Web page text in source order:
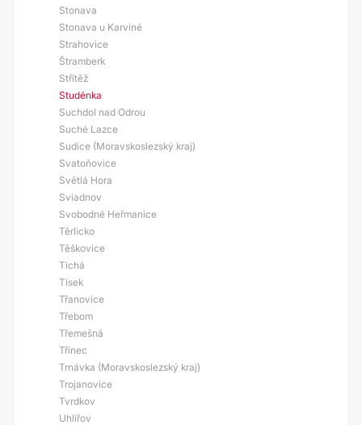
Stonava
Stonava u Karviné
Strahovice
Štramberk
Střítěž
Studénka
Suchdol nad Odrou
Suché Lazce
Sudice (Moravskoslezský kraj)
Svatoňovice
Světlá Hora
Sviadnov
Svobodné Heřmanice
Těrlicko
Těškovice
Tichá
Tísek
Třanovice
Třebom
Třemešná
Třinec
Trnávka (Moravskoslezský kraj)
Trojanovice
Tvrdkov
Uhlířov